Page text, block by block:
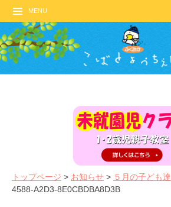
MENU
トップページ > お知らせ > ５月の子ども達
4588-A2D3-8E0CBDBA8D3B